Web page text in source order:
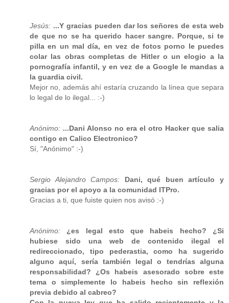
Jesús: ...Y gracias pueden dar los señores de esta web
de que no se ha querido hacer sangre. Porque, si te
pilla en un mal día, en vez de fotos porno le puedes
colar las obras completas de Hitler o un elogio a la
pornografía infantil, y en vez de a Google le mandas a
la guardia civil.
Mejor no, además ahí estaría cruzando la línea que separa
lo legal de lo ilegal... :-)
Anónimo: ...Dani Alonso no era el otro Hacker que salia
contigo en Calico Electronico?
Sí, "Anónimo" :-)
Sergio Alejandro Campos: Dani, qué buen artículo y
gracias por el apoyo a la comunidad ITPro.
Gracias a ti, que fuiste quien nos avisó :-)
Anónimo: ¿es legal esto que habeis hecho? ¿Si
hubiese sido una web de contenido ilegal el
redireccionado, tipo pederastia, como ha sugerido
alguno aquí, sería también legal o tendrías alguna
responsabilidad? ¿Os habeis asesorado sobre este
tema o simplemente lo habeis hecho sin reflexión
previa debido al cabreo?